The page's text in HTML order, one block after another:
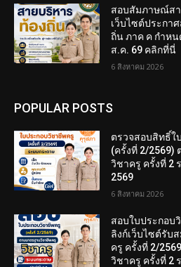
สอบสัมภาษณ์สา
เว็บไซต์ประกา
ถิ่น ภาค ค กำห
ส.ค. 69 คลิกที่นี่
6 สิงหาคม 2026
POPULAR POSTS
ตรวจสอบสิทธิ์ใ
(ครั้งที่ 2/2569)
วิชาครู ครั้งที่ 2
2569
6 สิงหาคม 2026
สอบใบประกอบ
ลิงก์เว็บไซต์รับ
ครู ครั้งที่ 2/
วิชาครู ครั้งที่ 2